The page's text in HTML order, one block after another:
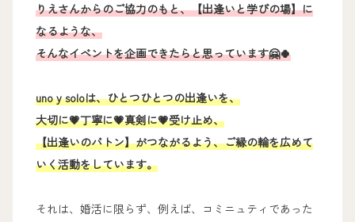
りえさんからのご協力のもと、【出逢いと学びの場】に
なるような、
そんなイベントを企画できたらと思っています🤗🍀
uno y soloは、ひとつひとつの出逢いを、
大切に💗丁寧に💗真剣に💗受け止め、
【出逢いのバトン】がつながるよう、ご縁の輪を広めて
いく活動をしています。
それは、婚活に限らず、例えば、コミニュティであった